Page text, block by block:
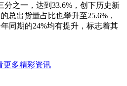
之一，达到33.6%，创下历史新
总出货量占比也攀升至25.6%，
同期的24%均有提升，标志着其
更多精彩资讯